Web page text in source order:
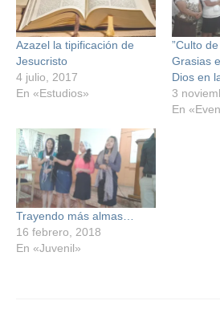
Azazel la tipificación de
Jesucristo
4 julio, 2017
En «Estudios»
”Culto
Grasias
Dios en
3
En
Trayendo más almas…
16 febrero, 2018
En «Juvenil»